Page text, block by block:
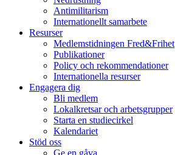
Antimilitarism
Internationellt samarbete
Resurser
Medlemstidningen Fred&Frihet
Publikationer
Policy och rekommendationer
Internationella resurser
Engagera dig
Bli medlem
Lokalkretsar och arbetsgrupper
Starta en studiecirkel
Kalendariet
Stöd oss
Ge en gåva